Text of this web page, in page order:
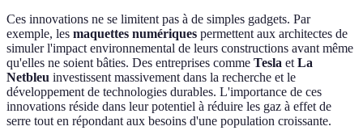
Ces innovations ne se limitent pas à de simples gadgets. Par
exemple, les maquettes numériques permettent aux architectes de
simuler l'impact environnemental de leurs constructions avant même
qu'elles ne soient bâties. Des entreprises comme Tesla et La
Netbleu investissent massivement dans la recherche et le
développement de technologies durables. L'importance de ces
innovations réside dans leur potentiel à réduire les gaz à effet de
serre tout en répondant aux besoins d'une population croissante.